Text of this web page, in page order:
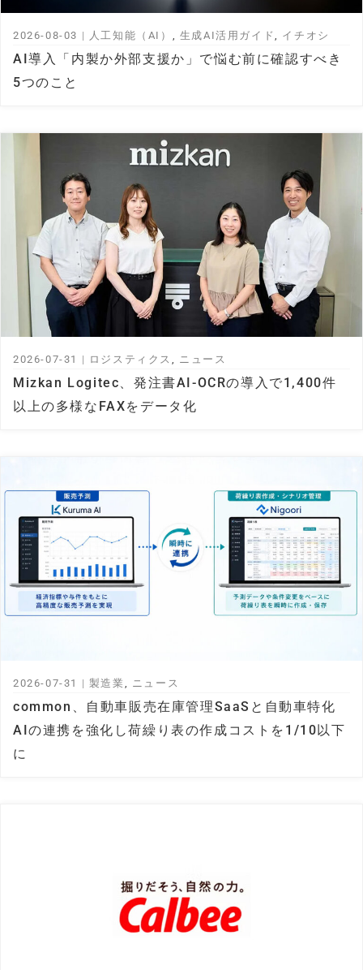
AI導入「内製か外部支援か」で悩む前に確認すべき
5つのこと
2026-08-03 | 人工知能（AI） 生成AI活用ガイド イチオシ
Mizkan Logitec、発注書AI-OCRの導入で1,400件
以上の多様なFAXをデータ化
2026-07-31 | ロジスティクス ニュース
common、自動車販売在庫管理SaaSと自動車特化
AIの連携を強化し荷繰り表の作成コストを1/10以下
に
2026-07-31 | 製造業 ニュース